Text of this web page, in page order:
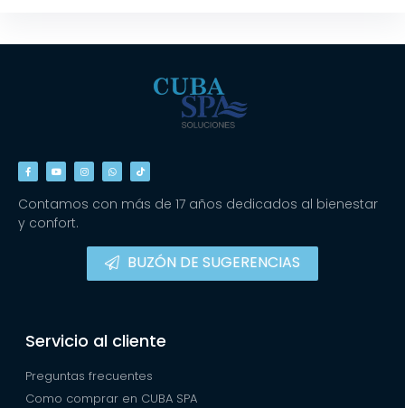
Contamos con más de 17 años dedicados al bienestar
y confort.
BUZÓN DE SUGERENCIAS
Servicio al cliente
Preguntas frecuentes
Como comprar en CUBA SPA